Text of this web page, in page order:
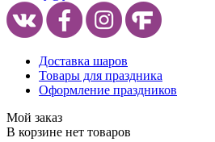
Доставка шаров
Товары для праздника
Оформление праздников
Мой заказ
В корзине нет товаров